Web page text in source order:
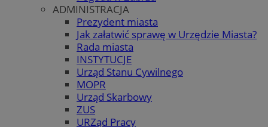
ADMINISTRACJA
Prezydent miasta
Jak załatwić sprawę w Urzędzie Miasta?
Rada miasta
INSTYTUCJE
Urząd Stanu Cywilnego
MOPR
Urząd Skarbowy
ZUS
URZąd Pracy